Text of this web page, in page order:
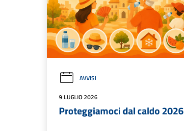
AVVISI
9 LUGLIO 2026
Proteggiamoci dal caldo 2026